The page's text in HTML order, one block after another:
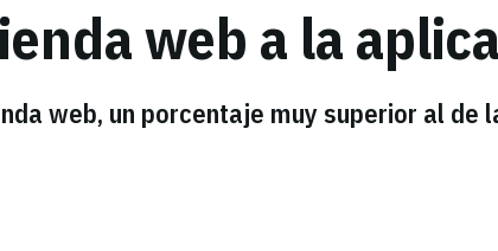
web a la
web, un porcentaje muy superior al de